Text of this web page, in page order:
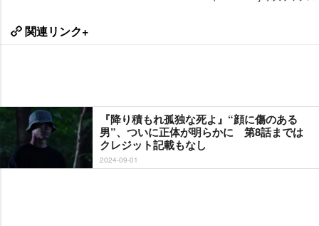
関連リンク+
『降り積もれ孤独な死よ』“顔に傷のある
男”、ついに正体が明らかに 第8話までは
クレジット記載もなし
2024-09-01